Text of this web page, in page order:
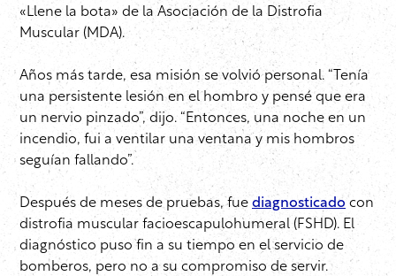
«Llene la bota» de la Asociación de la Distrofia
Muscular (MDA).
Años más tarde, esa misión se volvió personal. “Tenía
una persistente lesión en el hombro y pensé que era
un nervio pinzado”, dijo. “Entonces, una noche en un
incendio, fui a ventilar una ventana y mis hombros
seguían fallando”.
Después de meses de pruebas, fue diagnosticado con
distrofia muscular facioescapulohumeral (FSHD). El
diagnóstico puso fin a su tiempo en el servicio de
bomberos, pero no a su compromiso de servir.